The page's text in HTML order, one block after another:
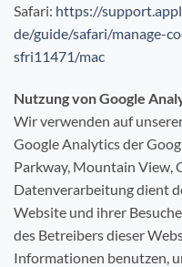
Safari: https://
de/guide/safari/manage-
sfri11471/mac
Nutzung von Google
Wir verwenden auf
Google Analytics der
Parkway, Mountain View,
Datenverarbeitung dient
Website und ihrer
des Betreibers dieser
Informationen benutzen,